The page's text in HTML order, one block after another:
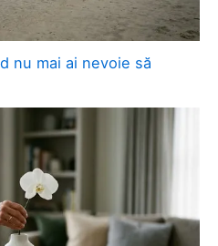
nu mai ai nevoie să